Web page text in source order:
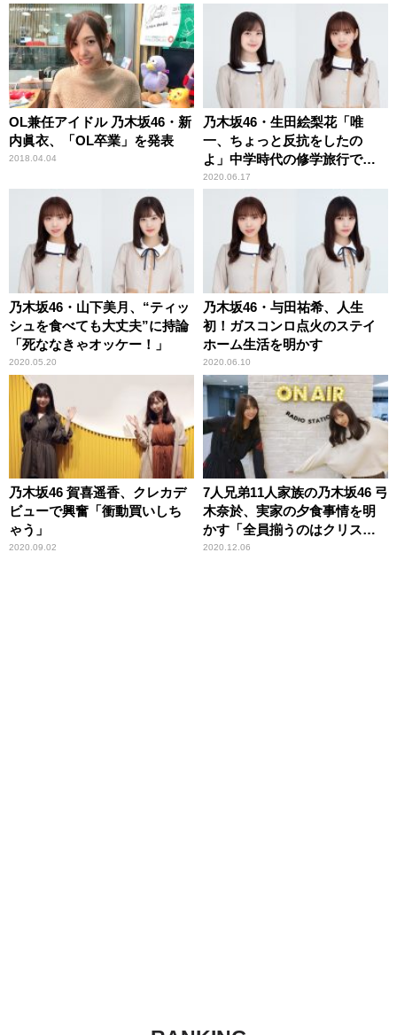
OL兼任アイドル 乃木坂46・新
内眞衣、「OL卒業」を発表
2018.04.04
乃木坂46・生田絵梨花「唯
一、ちょっと反抗をしたの
よ」中学時代の修学旅行で
の“サボり”を告白
2020.06.17
乃木坂46・山下美月、“ティッ
シュを食べても大丈夫”に持論
「死ななきゃオッケー！」
2020.05.20
乃木坂46・与田祐希、人生
初！ガスコンロ点火のステイ
ホーム生活を明かす
2020.06.10
乃木坂46 賀喜遥香、クレカデ
ビューで興奮「衝動買いしち
ゃう」
2020.09.02
7人兄弟11人家族の乃木坂46 弓
木奈於、実家の夕食事情を明
かす「全員揃うのはクリスマ
スとかお正月だけ」
2020.12.06